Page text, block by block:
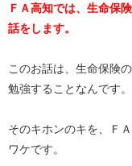
ＦＡ高知では、生命保
話をします。
このお話は、生命保険
勉強することなんです。
そのキホンのキを、Ｆ
ワケです。